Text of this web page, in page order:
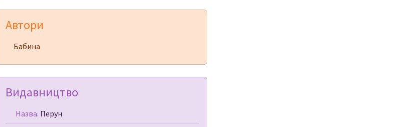
Автори
Бабина
Видавництво
Назва: Перун